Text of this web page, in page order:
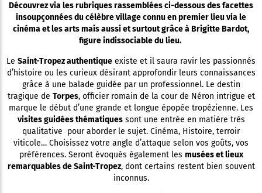
Découvrez via les rubriques rassemblées ci-dessous des facettes
insoupçonnées du célèbre village connu en premier lieu via le
cinéma et les arts mais aussi et surtout grâce à Brigitte Bardot,
figure indissociable du lieu.
Le Saint-Tropez authentique existe et il saura ravir les passionnés
d’histoire ou les curieux désirant approfondir leurs connaissances
grâce à une balade guidée par un professionnel. Le destin
tragique de Torpes, officier romain de la cour de Néron intrigue et
marque le début d’une grande et longue épopée tropézienne. Les
visites guidées thématiquessont une entrée en matière très
qualitative pour aborder le sujet. Cinéma, Histoire, terroir
viticole… Choisissez votre angle d’attaque selon vos goûts, vos
préférences. Seront évoqués également les musées et lieux
remarquables de Saint-Tropez, dont certains restent bien souvent
inconnus.